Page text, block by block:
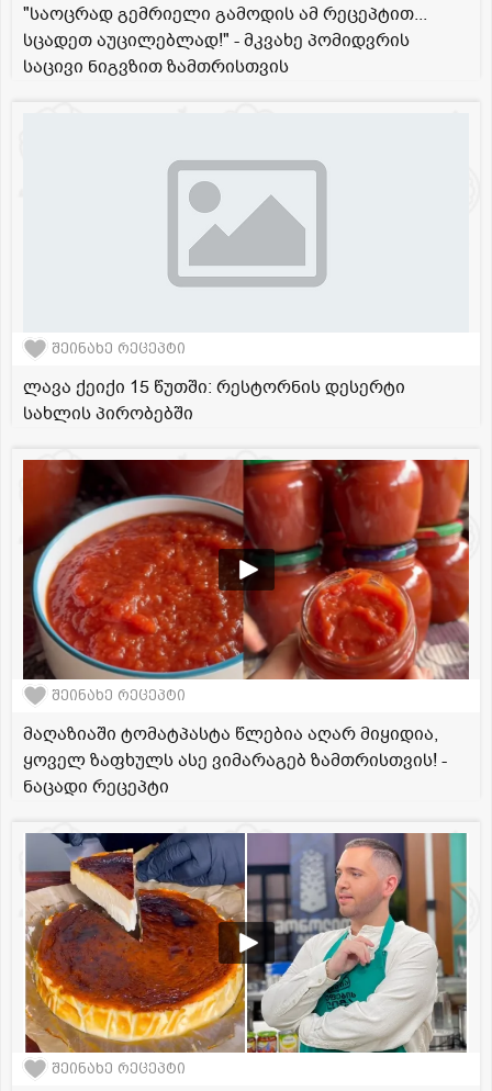
"საოცრად გემრიელი გამოდის ამ რეცეპტით...
სცადეთ აუცილებლად!" - მკვახე პომიდვრის
საცივი ნიგვზით ზამთრისთვის
შეინახე რეცეპტი
ლავა ქეიქი 15 წუთში: რესტორნის დესერტი
სახლის პირობებში
შეინახე რეცეპტი
მაღაზიაში ტომატპასტა წლებია აღარ მიყიდია,
ყოველ ზაფხულს ასე ვიმარაგებ ზამთრისთვის! -
ნაცადი რეცეპტი
შეინახე რეცეპტი